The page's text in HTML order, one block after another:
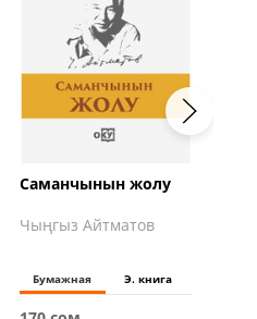
Саманчынын жолу
Чыңгыз Айтматов
Бумажная Э. книга